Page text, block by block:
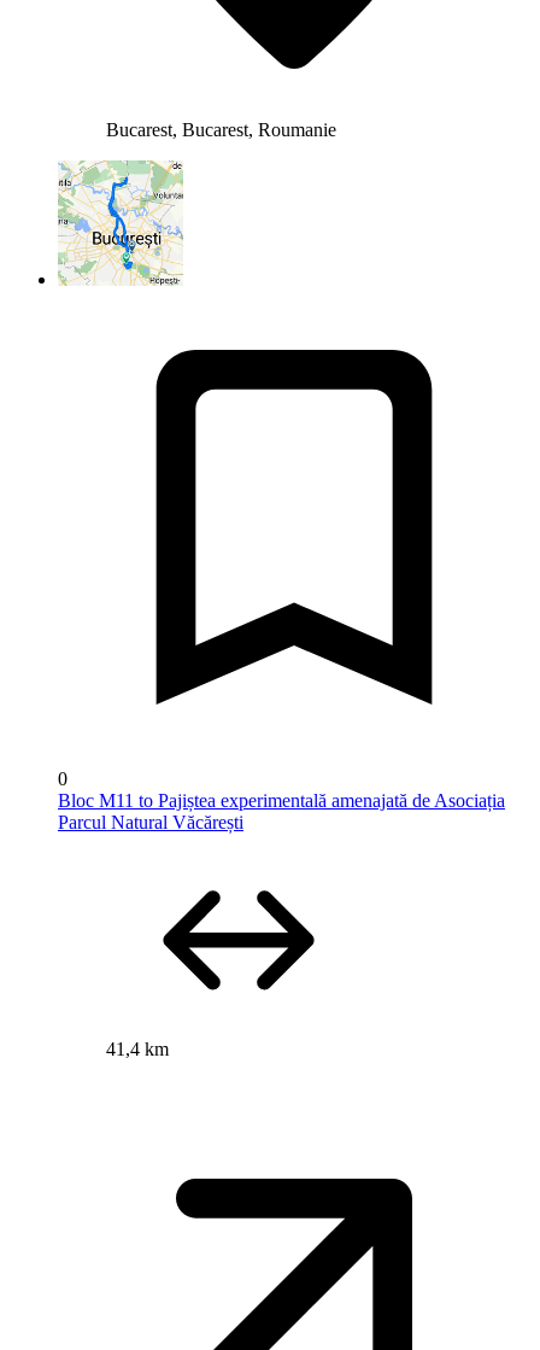
Bucarest, Bucarest, Roumanie
0
Bloc M11 to Pajiștea experimentală amenajată de Asociația
Parcul Natural Văcărești
41,4 km